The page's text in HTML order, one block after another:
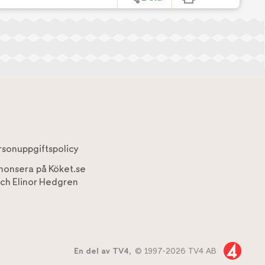
på Köket.se
Elinor Hedgren
En del av TV4, © 1997-2026 TV4 AB